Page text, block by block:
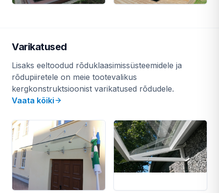
Varikatused
Lisaks eeltoodud rõduklaasimissüsteemidele ja
rõdupiiretele on meie tootevalikus
kergkonstruktsioonist varikatused rõdudele.
Vaata kõiki